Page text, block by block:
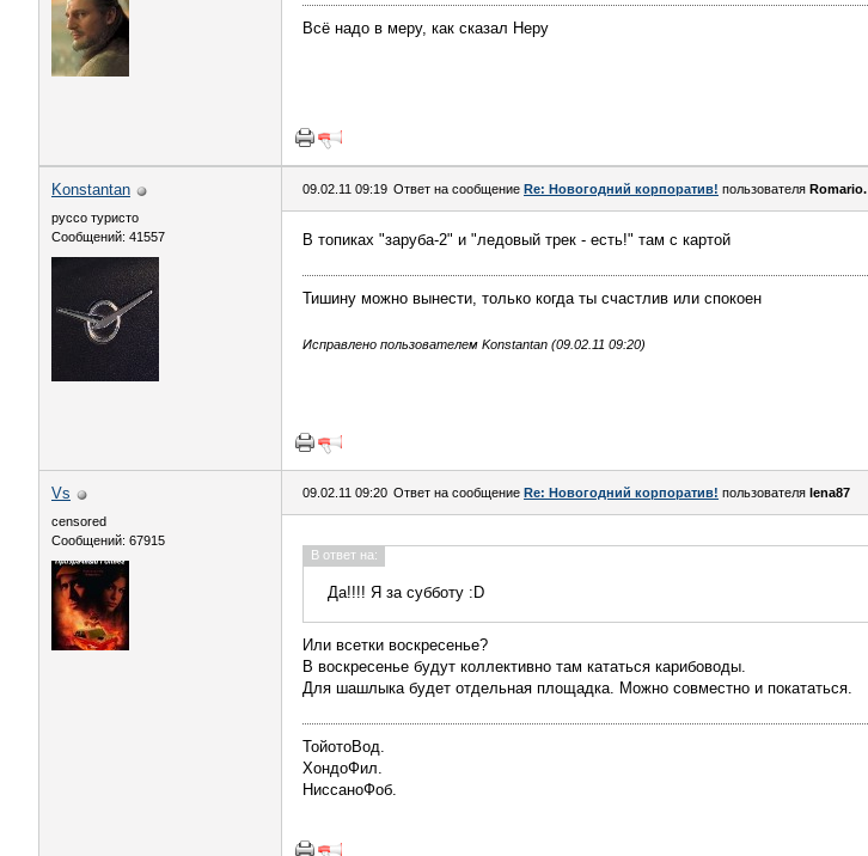
Всё надо в меру, как сказал Неру
Konstantan
руссо туристо
Сообщений: 41557
09.02.11 09:19 Ответ на сообщение Re: Новогодний корпоратив! пользователя Romario.
В топиках "заруба-2" и "ледовый трек - есть!" там с картой
Тишину можно вынести, только когда ты счастлив или спокоен
Исправлено пользователем Konstantan (09.02.11 09:20)
Vs
censored
Сообщений: 67915
09.02.11 09:20 Ответ на сообщение Re: Новогодний корпоратив! пользователя lena87
В ответ на:
Да!!!! Я за субботу :D
Или всетки воскресенье?
В воскресенье будут коллективно там кататься карибоводы.
Для шашлыка будет отдельная площадка. Можно совместно и покататься.
ТойотоВод.
ХондоФил.
НиссаноФоб.